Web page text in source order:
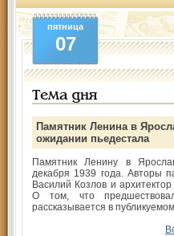
пятница
07
Тема дня
Памятник Ленина в
ожидании пьедестала
Памятник Ленину в
декабря 1939 года. Авторы
Василий Козлов и
О том, что
рассказывается в